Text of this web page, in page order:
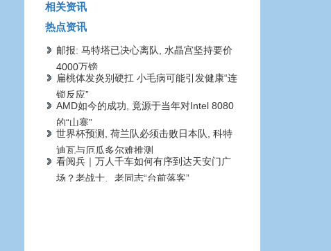
相关资讯
热点资讯
邮报: 马特塔已决心离队, 水晶宫坚持要价
4000万镑
扁桃体发炎别硬扛 小毛病可能引发健康“连
锁反应”
AMD如今的成功, 竟源于当年对Intel 8080
的“山寨”
世界杯预测, 荷兰队必须击败日本队, 科特
迪瓦与厄瓜多尔难推测
看阅兵｜万人千车如何有序到达天安门广
场？老战士、老同志“台前落客”